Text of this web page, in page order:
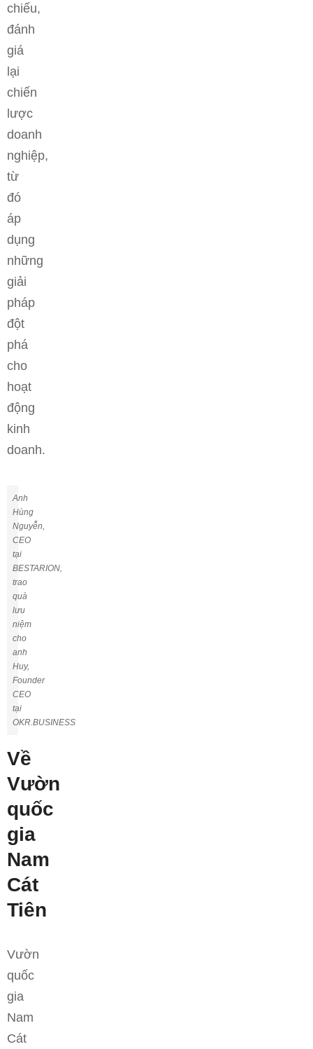
chiếu,
đánh
giá
lại
chiến
lược
doanh
nghiệp,
từ
đó
áp
dụng
những
giải
pháp
đột
phá
cho
hoạt
động
kinh
doanh.
Anh
Hùng
Nguyễn,
CEO
tại
BESTARION,
trao
quà
lưu
niệm
cho
anh
Huy,
Founder
CEO
tại
OKR.BUSINESS
Về
Vườn
quốc
gia
Nam
Cát
Tiên
Vườn
quốc
gia
Nam
Cát